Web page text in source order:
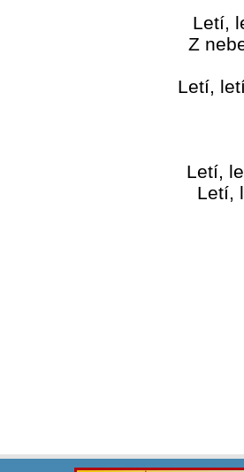
Letí,
Z
Letí,
Letí,
Letí,